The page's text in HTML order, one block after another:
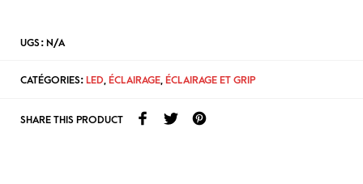
UGS : N/A
CATÉGORIES: LED, ÉCLAIRAGE, ÉCLAIRAGE ET GRIP
SHARE THIS PRODUCT